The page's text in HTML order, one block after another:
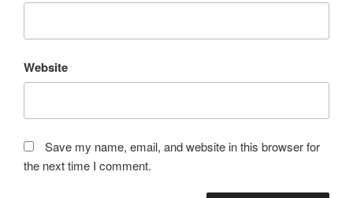
Website
Save my name, email, and website in this browser for
the next time I comment.